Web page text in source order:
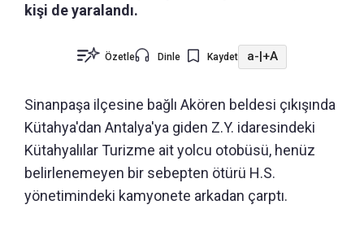
kişi de yaralandı.
Özetle Dinle Kaydet a- +A
Sinanpaşa ilçesine bağlı Akören beldesi çıkışında
Kütahya'dan Antalya'ya giden Z.Y. idaresindeki
Kütahyalılar Turizme ait yolcu otobüsü, henüz
belirlenemeyen bir sebepten ötürü H.S.
yönetimindeki kamyonete arkadan çarptı.